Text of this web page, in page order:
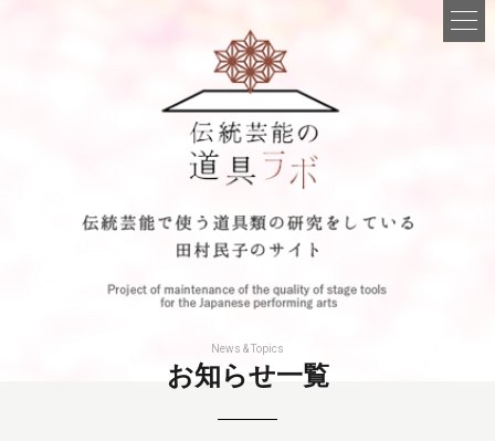
News & Topics
お知らせ一覧